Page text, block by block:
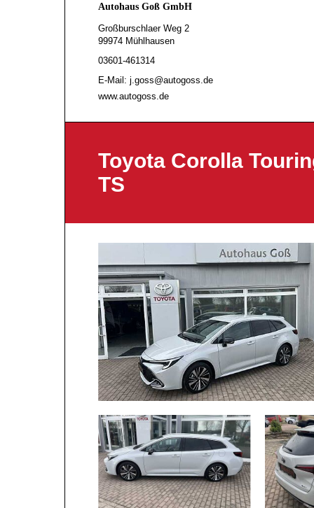
Geschwindigkeitsregel. adap ACC Stop&Go,
Key-System, schlüsselloses Öffnen,
möglich., gerne nehmen wir Ihr gebrauchtes
Garantie gemäß Toyota-RELAX, viele weitere
Autohaus Goß GmbH
Großburschlaer Weg 2
99974 Mühlhausen
03601-461314
E-Mail: j.goss@autogoss.de
www.autogoss.de
Toyota Corolla
TS